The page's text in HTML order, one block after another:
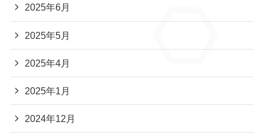
2025年6月
2025年5月
2025年4月
2025年1月
2024年12月